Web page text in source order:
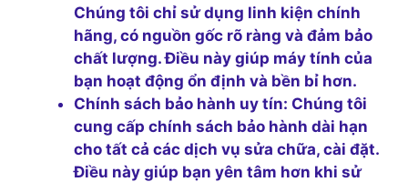
Chúng tôi chỉ sử dụng linh kiện chính
hãng, có nguồn gốc rõ ràng và đảm bảo
chất lượng. Điều này giúp máy tính của
bạn hoạt động ổn định và bền bỉ hơn.
Chính sách bảo hành uy tín: Chúng tôi
cung cấp chính sách bảo hành dài hạn
cho tất cả các dịch vụ sửa chữa, cài đặt.
Điều này giúp bạn yên tâm hơn khi sử